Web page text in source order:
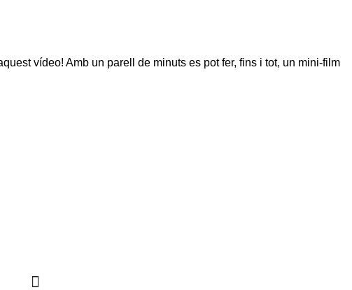
vídeo! Amb un parell de minuts es pot fer, fins i tot, un mini-film